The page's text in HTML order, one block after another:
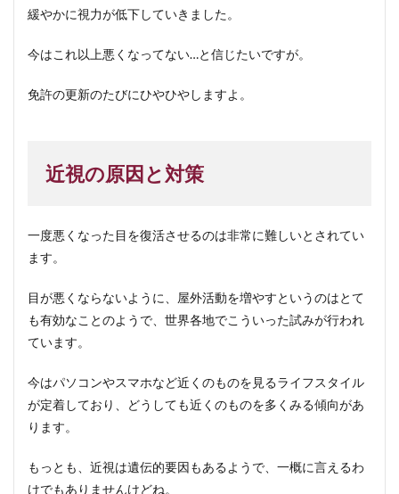
緩やかに視力が低下していきました。
今はこれ以上悪くなってない…と信じたいですが。
免許の更新のたびにひやひやしますよ。
近視の原因と対策
一度悪くなった目を復活させるのは非常に難しいとされてい
ます。
目が悪くならないように、屋外活動を増やすというのはとて
も有効なことのようで、世界各地でこういった試みが行われ
ています。
今はパソコンやスマホなど近くのものを見るライフスタイル
が定着しており、どうしても近くのものを多くみる傾向があ
ります。
もっとも、近視は遺伝的要因もあるようで、一概に言えるわ
けでもありませんけどね。